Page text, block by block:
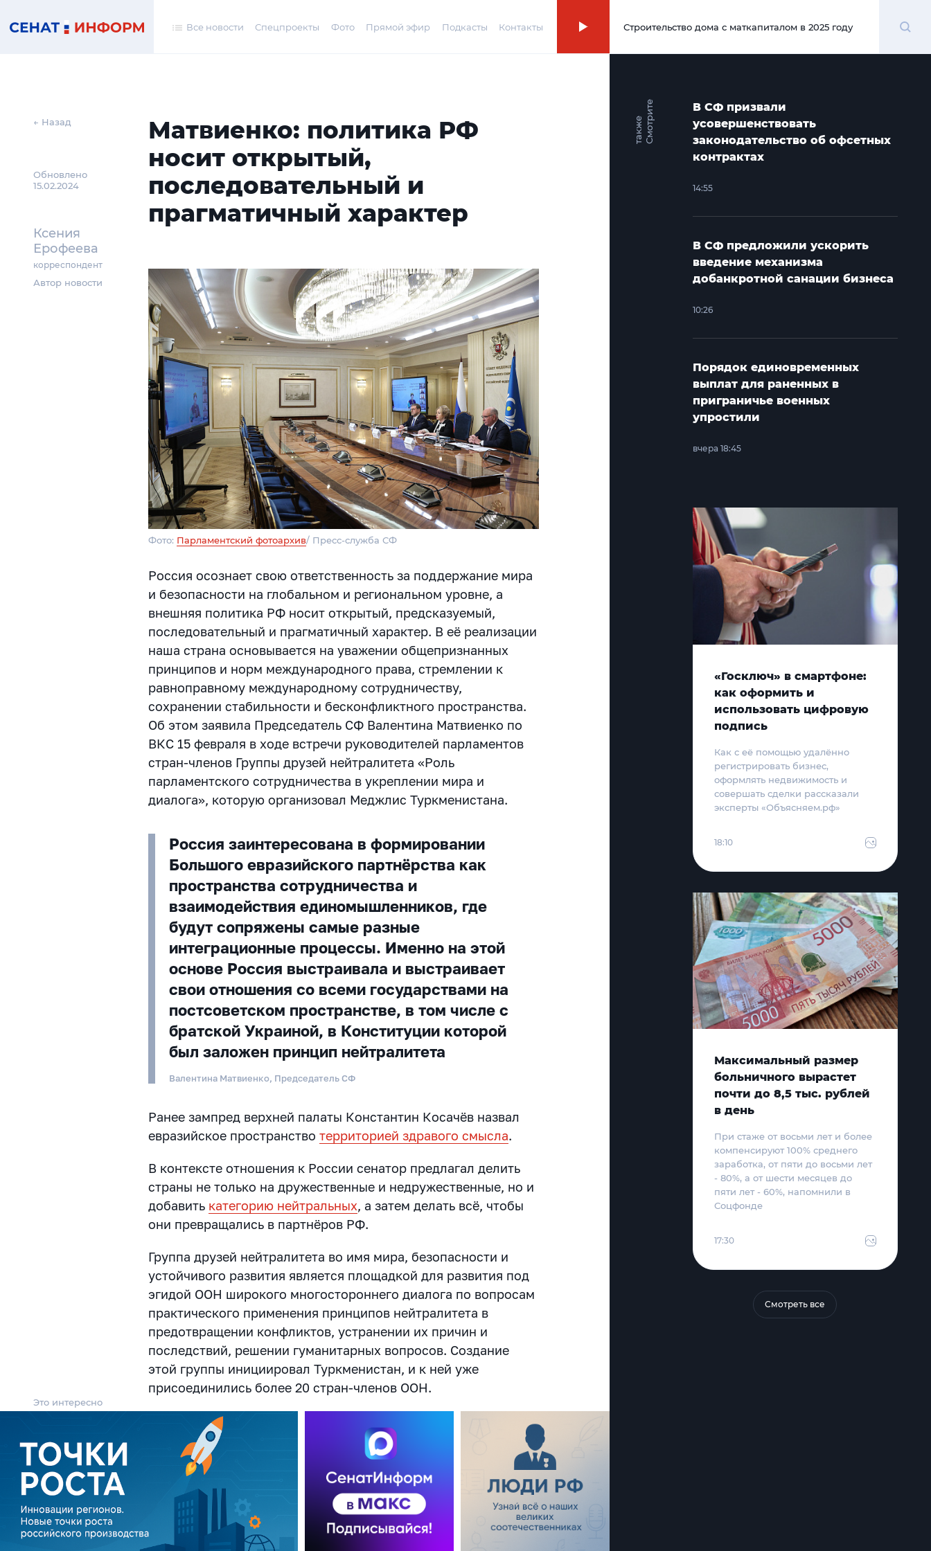
Все новости Спецпроекты Фото Прямой эфир Подкасты Контакты 00:00
Строительство дома с маткапиталом в 2025 году
← Назад
Обновлено
15.02.2024
Ксения
Ерофеева
корреспондент
Автор новости
Матвиенко: политика РФ
носит открытый,
последовательный и
прагматичный характер
Фото: Парламентский фотоархив/ Пресс-служба СФ
Россия осознает свою ответственность за поддержание мира
и безопасности на глобальном и региональном уровне, а
внешняя политика РФ носит открытый, предсказуемый,
последовательный и прагматичный характер. В её реализации
наша страна основывается на уважении общепризнанных
принципов и норм международного права, стремлении к
равноправному международному сотрудничеству,
сохранении стабильности и бесконфликтного пространства.
Об этом заявила Председатель СФ Валентина Матвиенко по
ВКС 15 февраля в ходе встречи руководителей парламентов
стран-членов Группы друзей нейтралитета «Роль
парламентского сотрудничества в укреплении мира и
диалога», которую организовал Меджлис Туркменистана.
Россия заинтересована в формировании
Большого евразийского партнёрства как
пространства сотрудничества и
взаимодействия единомышленников, где
будут сопряжены самые разные
интеграционные процессы. Именно на этой
основе Россия выстраивала и выстраивает
свои отношения со всеми государствами на
постсоветском пространстве, в том числе с
братской Украиной, в Конституции которой
был заложен принцип нейтралитета
Валентина Матвиенко, Председатель СФ
Ранее зампред верхней палаты Константин Косачёв назвал
евразийское пространствотерриторией здравого смысла.
В контексте отношения к России сенатор предлагал делить
страны не только на дружественные и недружественные, но и
добавить категорию нейтральных, а затем делать всё, чтобы
они превращались в партнёров РФ.
Группа друзей нейтралитета во имя мира, безопасности и
устойчивого развития является площадкой для развития под
эгидой ООН широкого многостороннего диалога по вопросам
практического применения принципов нейтралитета в
предотвращении конфликтов, устранении их причин и
последствий, решении гуманитарных вопросов. Создание
этой группы инициировал Туркменистан, и к ней уже
присоединились более 20 стран-членов ООН.
Это интересно
С
м
о
т
р и
т
е
т
а
к
ж
е
В СФ призвали
усовершенствовать
законодательство об офсетных
контрактах
14:55
В СФ предложили ускорить
введение механизма
добанкротной санации бизнеса
10:26
Порядок единовременных
выплат для раненных в
приграничье военных
упростили
вчера 18:45
«Госключ» в смартфоне:
как оформить и
использовать цифровую
подпись
Как с её помощью удалённо
регистрировать бизнес,
оформлять недвижимость и
совершать сделки рассказали
эксперты «Объясняем.рф»
18:10
Максимальный размер
больничного вырастет
почти до 8,5 тыс. рублей
в день
При стаже от восьми лет и более
компенсируют 100% среднего
заработка, от пяти до восьми лет
- 80%, а от шести месяцев до
пяти лет - 60%, напомнили в
Соцфонде
17:30
Смотреть все